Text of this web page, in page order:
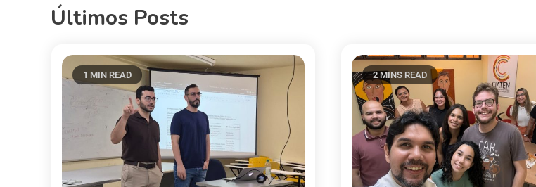
Últimos Posts
1 MIN READ 2 MINS READ